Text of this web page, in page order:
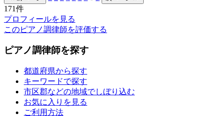
171件
プロフィールを見る
このピアノ調律師を評価する
ピアノ調律師を探す
都道府県から探す
キーワードで探す
市区郡などの地域でしぼり込む
お気に入りを見る
ご利用方法